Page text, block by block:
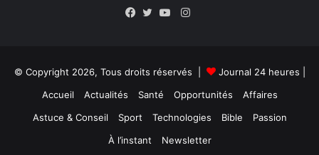
Instagram
© Copyright 2026, Tous droits réservés | Journal 24 heures
Accueil
Actualités Santé Opportunités
Affaires
Astuce & Conseil
Sport Technologies Bible
Passion
À l’instant
Newsletter